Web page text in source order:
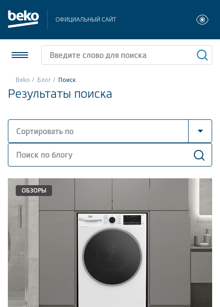
ОФИЦИАЛЬНЫЙ САЙТ
Холодильники и морозильники
Стиральные и сушильные машины
Посудомоечные машины
Встраиваемая техника
Малая бытовая техника
Климатическая техника
Beko Блог Поиск
Результаты поиска
Сортировать по
Сначала новые
ОБЗОРЫ